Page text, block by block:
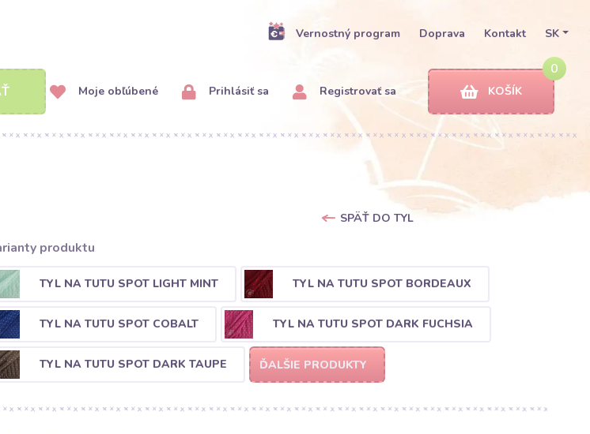
Vernostný program Doprava Kontakt SK
Moje obľúbené Prihlásiť sa Registrovať sa
0
KOŠÍK
SPÄŤ DO TYL
produktu
TYL NA TUTU SPOT LIGHT MINT TYL NA TUTU SPOT BORDEAUX
TYL NA TUTU SPOT COBALT TYL NA TUTU SPOT DARK FUCHSIA
TYL NA TUTU SPOT DARK TAUPE ĎALŠIE PRODUKTY